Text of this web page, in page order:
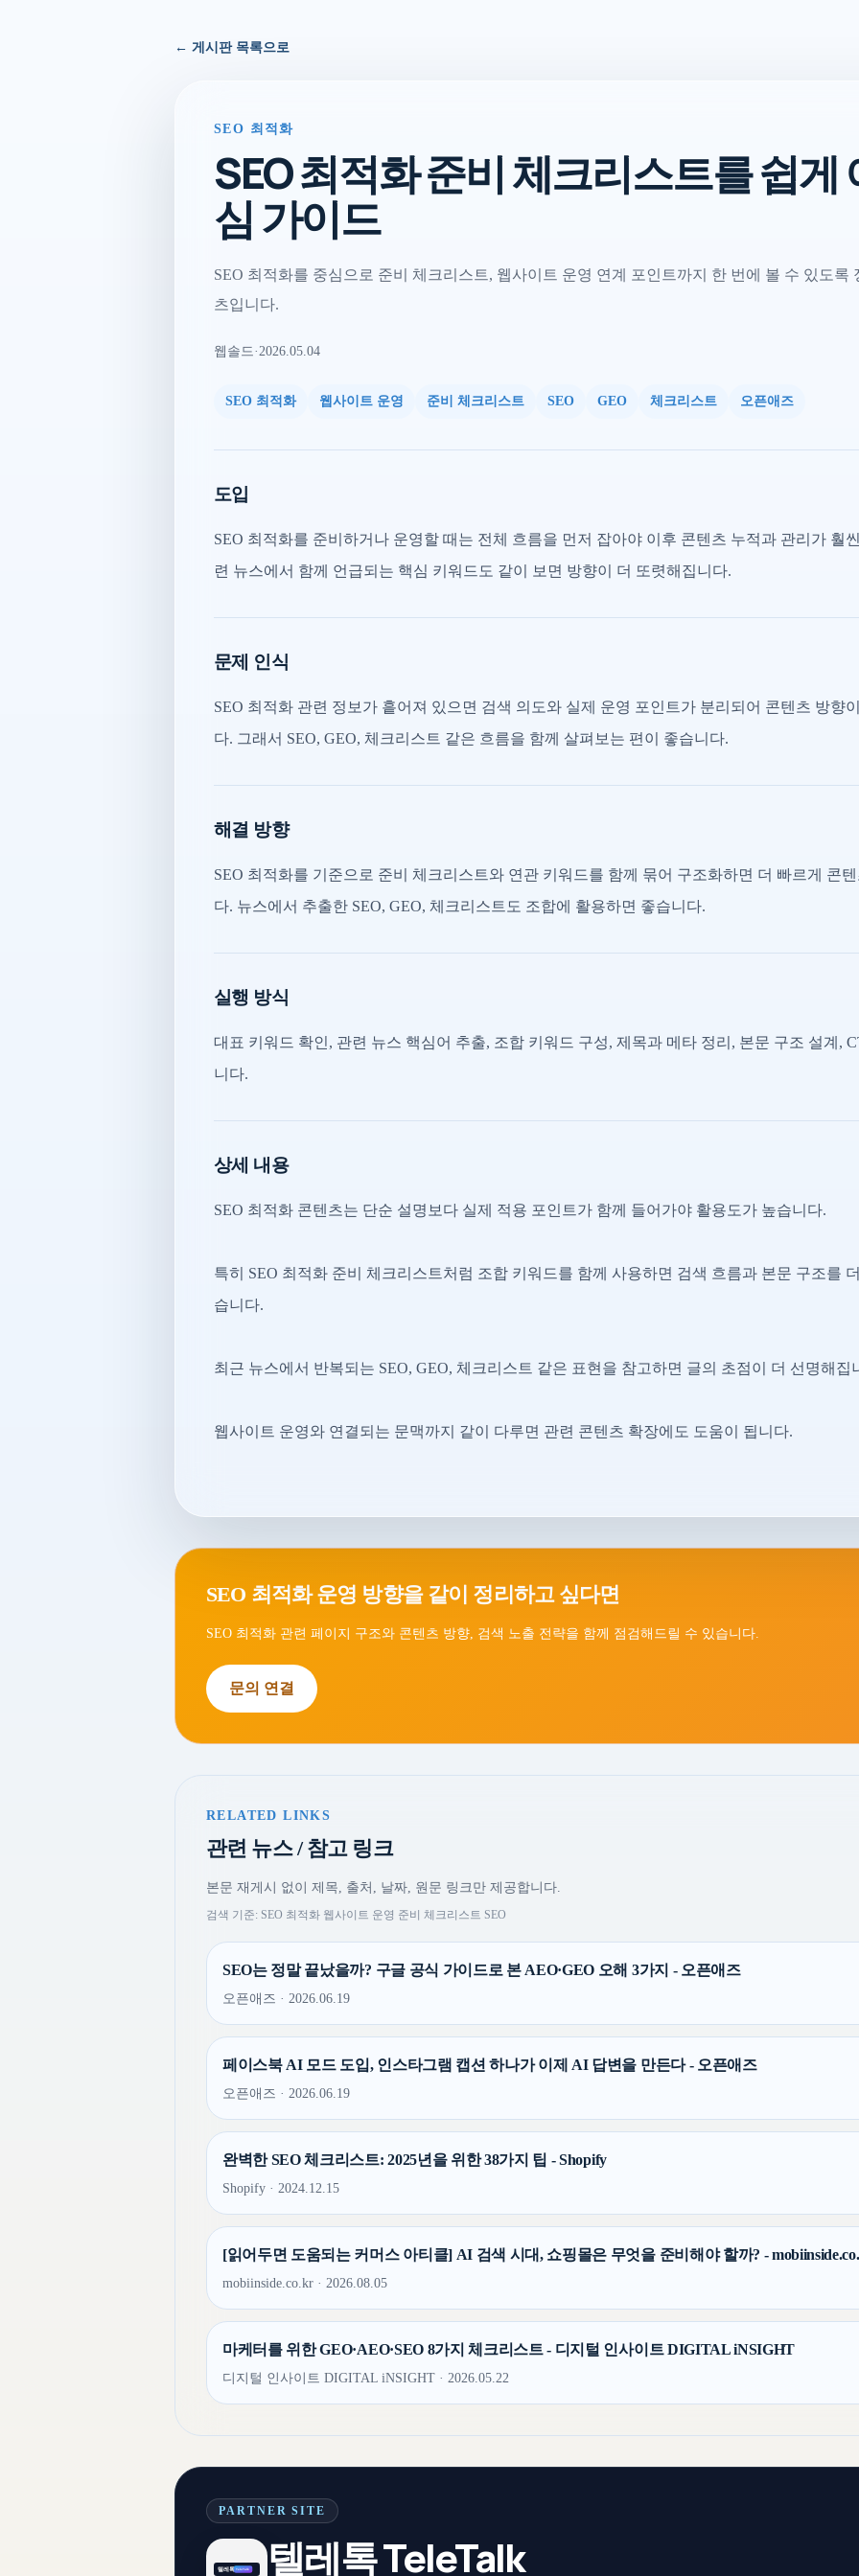
← 게시판 목록으로
SEO 최적화
SEO 최적화 준비 체크리스트를 쉽게
심 가이드
SEO 최적화를 중심으로 준비 체크리스트, 웹사이트 운영 연계 포인트까지 한 번에 볼 수 있도록
츠입니다.
웹솔드·2026.05.04
SEO 최적화 웹사이트 운영 준비 체크리스트 SEO GEO 체크리스트 오픈애즈
도입
SEO 최적화를 준비하거나 운영할 때는 전체 흐름을 먼저 잡아야 이후 콘텐츠 누적과 관리가 훨
련 뉴스에서 함께 언급되는 핵심 키워드도 같이 보면 방향이 더 또렷해집니다.
문제 인식
SEO 최적화 관련 정보가 흩어져 있으면 검색 의도와 실제 운영 포인트가 분리되어 콘텐츠 방향
다. 그래서 SEO, GEO, 체크리스트 같은 흐름을 함께 살펴보는 편이 좋습니다.
해결 방향
SEO 최적화를 기준으로 준비 체크리스트와 연관 키워드를 함께 묶어 구조화하면 더 빠르게 콘
다. 뉴스에서 추출한 SEO, GEO, 체크리스트도 조합에 활용하면 좋습니다.
실행 방식
대표 키워드 확인, 관련 뉴스 핵심어 추출, 조합 키워드 구성, 제목과 메타 정리, 본문 구조 설계,
니다.
상세 내용
SEO 최적화 콘텐츠는 단순 설명보다 실제 적용 포인트가 함께 들어가야 활용도가 높습니다.
특히 SEO 최적화 준비 체크리스트처럼 조합 키워드를 함께 사용하면 검색 흐름과 본문 구조를
습니다.
최근 뉴스에서 반복되는 SEO, GEO, 체크리스트 같은 표현을 참고하면 글의 초점이 더 선명해집
웹사이트 운영와 연결되는 문맥까지 같이 다루면 관련 콘텐츠 확장에도 도움이 됩니다.
SEO 최적화 운영 방향을 같이 정리하고 싶다면
SEO 최적화 관련 페이지 구조와 콘텐츠 방향, 검색 노출 전략을 함께 점검해드릴 수 있습니다.
문의 연결
RELATED LINKS
관련 뉴스 / 참고 링크
본문 재게시 없이 제목, 출처, 날짜, 원문 링크만 제공합니다.
검색 기준: SEO 최적화 웹사이트 운영 준비 체크리스트 SEO
SEO는 정말 끝났을까? 구글 공식 가이드로 본 AEO·GEO 오해 3가지 - 오픈애즈
오픈애즈 · 2026.06.19
페이스북 AI 모드 도입, 인스타그램 캡션 하나가 이제 AI 답변을 만든다 - 오픈애즈
오픈애즈 · 2026.06.19
완벽한 SEO 체크리스트: 2025년을 위한 38가지 팁 - Shopify
Shopify · 2024.12.15
[읽어두면 도움되는 커머스 아티클] AI 검색 시대, 쇼핑몰은 무엇을 준비해야 할까? -
mobiinside.co.kr · 2026.08.05
마케터를 위한 GEO·AEO·SEO 8가지 체크리스트 - 디지털 인사이트 DIGITAL iNSIGHT
디지털 인사이트 DIGITAL iNSIGHT · 2026.05.22
PARTNER SITE
텔레톡 TeleTalk